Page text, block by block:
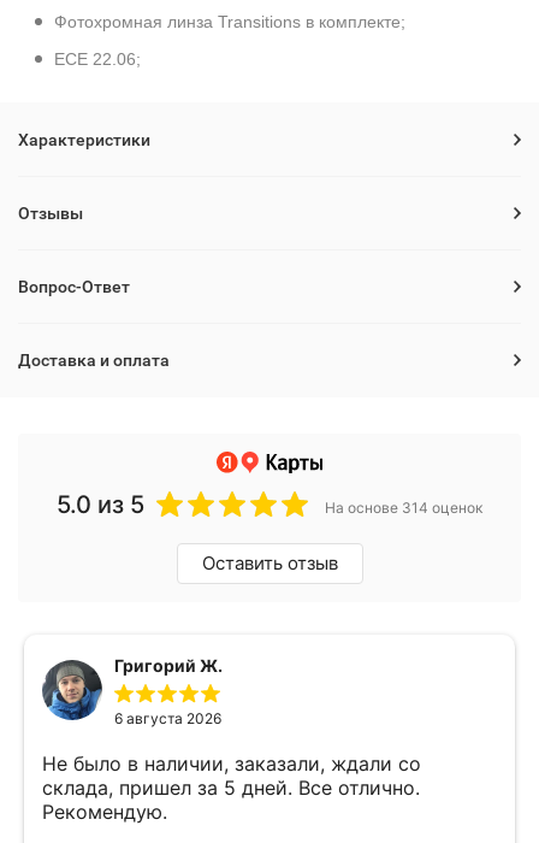
Фотохромная линза Transitions в комплекте;
ECE 22.06;
Характеристики
Отзывы
Вопрос-Ответ
Доставка и оплата